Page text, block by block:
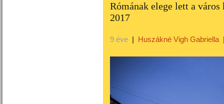
Rómának elege lett a
2017
9 éve | Huszákné Vigh Gabriella